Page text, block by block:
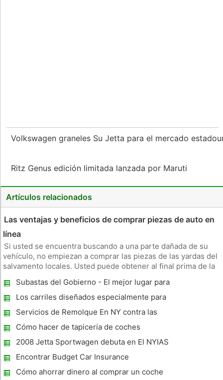
Volkswagen graneles Su Jetta para el mercado
Ritz Genus edición limitada lanzada por Maruti
Artículos relacionados
Las ventajas y beneficios de comprar piezas de auto en
línea
Si usted se encuentra buscando a una parte dañada de su
vehículo, no empiezan a comprar las piezas de las yardas del
salvamento locales. Usted puede obtener al final prima de la
piezas de automóviles en línea. La industria de autopartes ha
m
Subastas del Gobierno - El mejor lugar para
comprar buena calidad Auto En descuento
Unbelievable
Los carriles diseñados especialmente para
vehículos Carpool
Servicios de Remolque En NY contra las
compañías de seguros
Cómo hacer de tapicería de coches
Reparación de Jobs a sí mismo con éxito
2008 Jetta Sportwagen debuta en El NYIAS
Encontrar Budget Car Insurance
Cómo ahorrar dinero al comprar un coche